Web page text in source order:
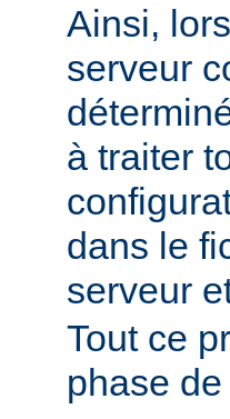
Ainsi,
serveur
à traiter
dans le
serveur
Tout ce
phase